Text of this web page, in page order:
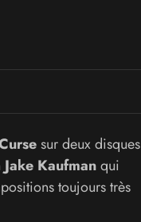
sur deux disques
Jake Kaufmanqui
toujours très